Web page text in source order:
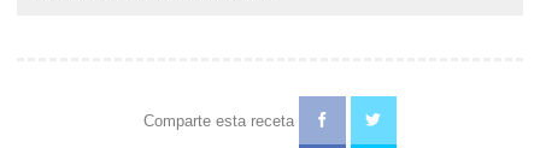
Comparte esta receta